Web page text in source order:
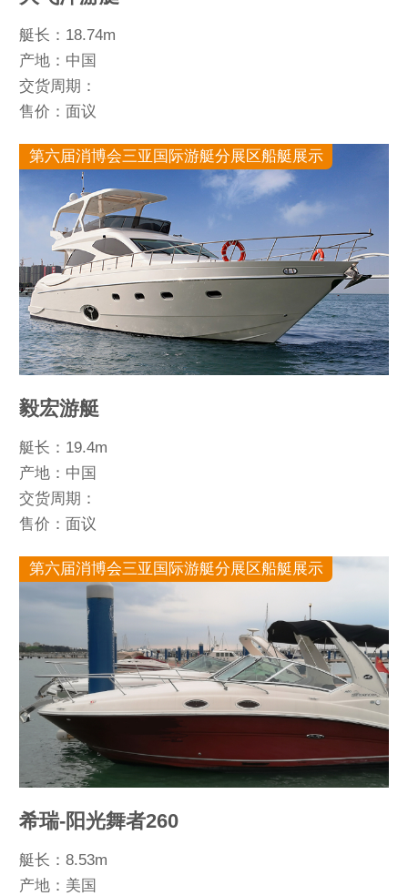
艇长：18.74m
产地：中国
交货周期：
售价：面议
第六届消博会三亚国际游艇分展区船艇展示
毅宏游艇
艇长：19.4m
产地：中国
交货周期：
售价：面议
第六届消博会三亚国际游艇分展区船艇展示
希瑞-阳光舞者260
艇长：8.53m
产地：美国